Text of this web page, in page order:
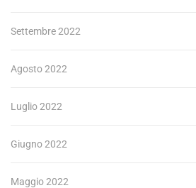
Settembre 2022
Agosto 2022
Luglio 2022
Giugno 2022
Maggio 2022